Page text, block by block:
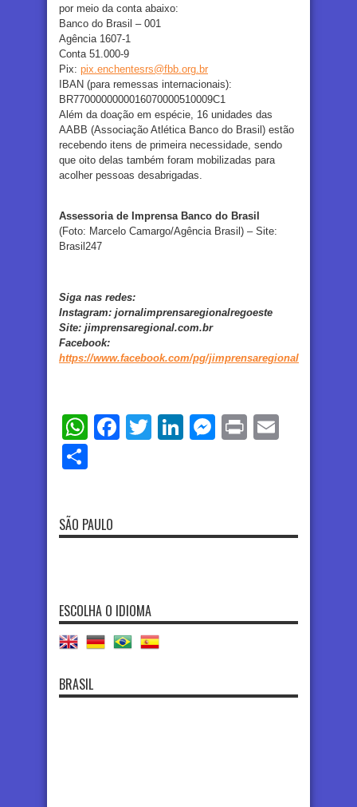
por meio da conta abaixo:
Banco do Brasil – 001
Agência 1607-1
Conta 51.000-9
Pix: pix.enchentesrs@fbb.org.br
IBAN (para remessas internacionais):
BR7700000000016070000510009C1
Além da doação em espécie, 16 unidades das
AABB (Associação Atlética Banco do Brasil) estão
recebendo itens de primeira necessidade, sendo
que oito delas também foram mobilizadas para
acolher pessoas desabrigadas.
Assessoria de Imprensa Banco do Brasil
(Foto: Marcelo Camargo/Agência Brasil) – Site:
Brasil247
Siga nas redes:
Instagram: jornalimprensaregionalregoeste
Site: jimprensaregional.com.br
Facebook:
https://www.facebook.com/pg/jimprensaregional
WhatsApp
Facebook
TwitterLinkedIn
Messenger
Print
SÃO PAULO
ESCOLHA O IDIOMA
BRASIL